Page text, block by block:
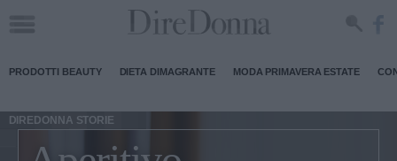
PRODOTTI BEAUTY DIETA DIMAGRANTE MODA PRIMAVERA ESTATE
DIREDONNA STORIE